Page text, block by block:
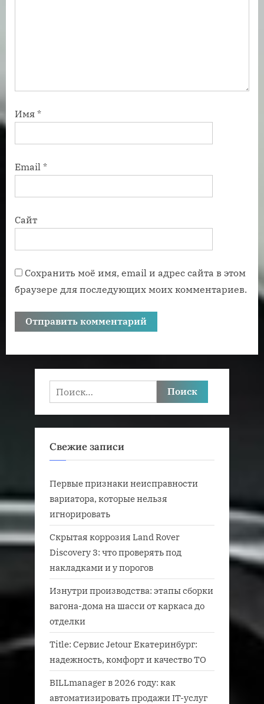
Имя *
Email *
Сайт
Сохранить моё имя, email и адрес сайта в этом
браузере для последующих моих комментариев.
Найти:
Свежие записи
Первые признаки неисправности
вариатора, которые нельзя
игнорировать
Скрытая коррозия Land Rover
Discovery 3: что проверять под
накладками и у порогов
Изнутри производства: этапы сборки
вагона-дома на шасси от каркаса до
отделки
Title: Сервис Jetour Екатеринбург:
надежность, комфорт и качество ТО
BILLmanager в 2026 году: как
автоматизировать продажи IT-услуг